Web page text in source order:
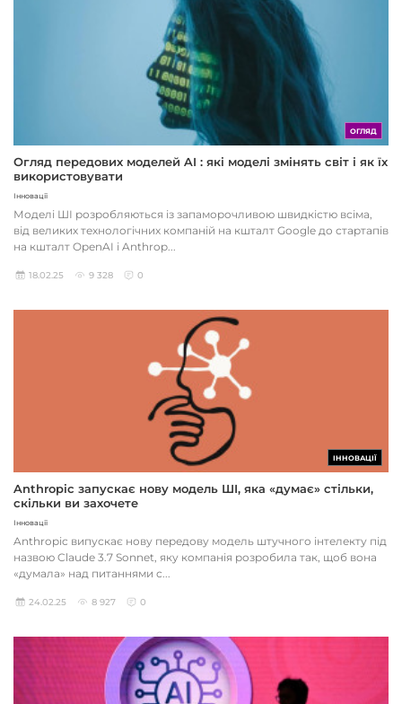
ОГЛЯД
Огляд передових моделей AI : які моделі змінять світ і як їх
використовувати
Інновації
Моделі ШІ розробляються із запаморочливою швидкістю всіма,
від великих технологічних компаній на кшталт Google до стартапів
на кшталт OpenAI і Anthrop...
18.02.25 9 328 0
ІННОВАЦІЇ
Anthropic запускає нову модель ШІ, яка «думає» стільки,
скільки ви захочете
Інновації
Anthropic випускає нову передову модель штучного інтелекту під
назвою Claude 3.7 Sonnet, яку компанія розробила так, щоб вона
«думала» над питаннями с...
24.02.25 8 927 0